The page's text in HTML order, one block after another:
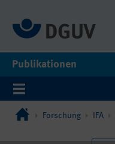
Publikationen
Forschung IFA